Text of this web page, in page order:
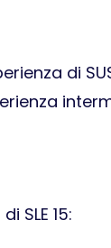
di
SLE 15: